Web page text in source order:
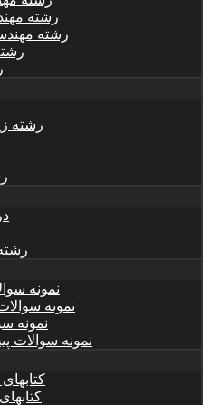
رشته
رشته
رشته
نمونه
نمونه
نمونه
نمونه سوالات